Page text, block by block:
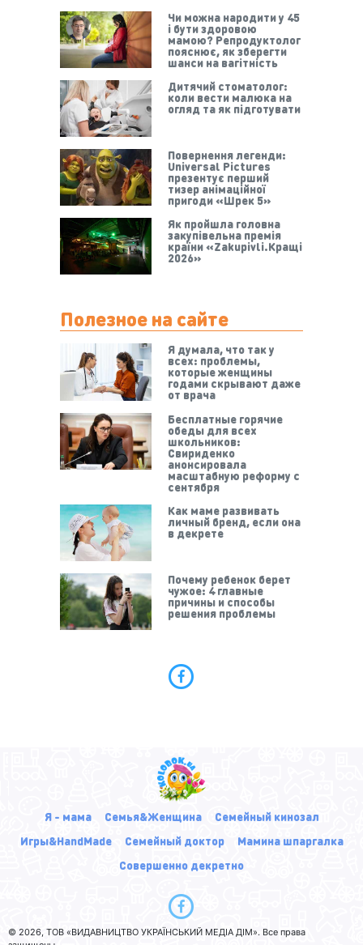
Чи можна народити у 45
і бути здоровою
мамою? Репродуктолог
пояснює, як зберегти
шанси на вагітність
Дитячий стоматолог:
коли вести малюка на
огляд та як підготувати
Повернення легенди:
Universal Pictures
презентує перший
тизер анімаційної
пригоди «Шрек 5»
Як пройшла головна
закупівельна премія
країни «Zakupivli.Кращі
2026»
Полезное на сайте
Я думала, что так у
всех: проблемы,
которые женщины
годами скрывают даже
от врача
Бесплатные горячие
обеды для всех
школьников:
Свириденко
анонсировала
масштабную реформу с
сентября
Как маме развивать
личный бренд, если она
в декрете
Почему ребенок берет
чужое: 4 главные
причины и способы
решения проблемы
Я - мама Семья&Женщина
Семейный кинозал
Игры&HandMade
Семейный доктор
Мамина шпаргалка
Совершенно декретно
© 2026, ТОВ «ВИДАВНИЦТВО УКРАЇНСЬКИЙ МЕДІА ДІМ». Все права